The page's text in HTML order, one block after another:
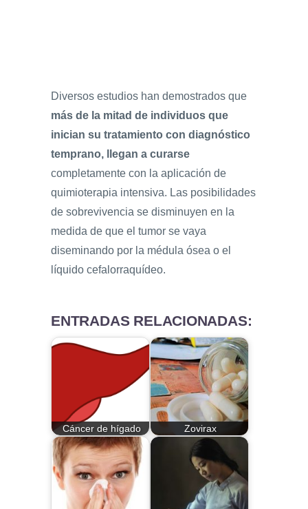
Diversos estudios han demostrados que
más de la mitad de individuos que
inician su tratamiento con diagnóstico
temprano, llegan a curarse
completamente con la aplicación de
quimioterapia intensiva. Las posibilidades
de sobrevivencia se disminuyen en la
medida de que el tumor se vaya
diseminando por la médula ósea o el
líquido cefalorraquídeo.
ENTRADAS RELACIONADAS:
Cáncer de hígado Zovirax